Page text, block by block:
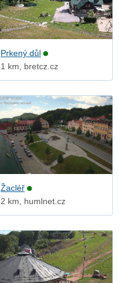
Prkený důl
1 km, bretcz.cz
Žacléř
2 km, humlnet.cz